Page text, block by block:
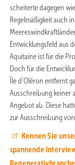
scheiterte dagegen
Regelmäßigkeit auch
Entwicklungsfeld aus
Aquitaine ist für die
Doch für die
Île d’Oléron entfernt
Ausschreibung keiner
Angebot ab. Diese
zur Ausschreibung
Kennen Sie
spannende